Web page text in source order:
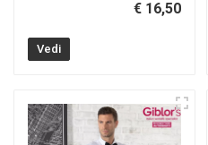
€ 16,50
Vedi